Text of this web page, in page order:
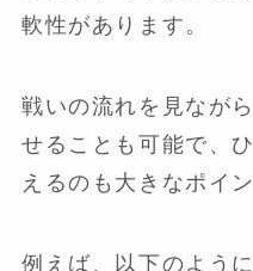
軟性があります。
戦いの流れを見なが
せることも可能で、
えるのも大きなポイ
例えば、以下のよう